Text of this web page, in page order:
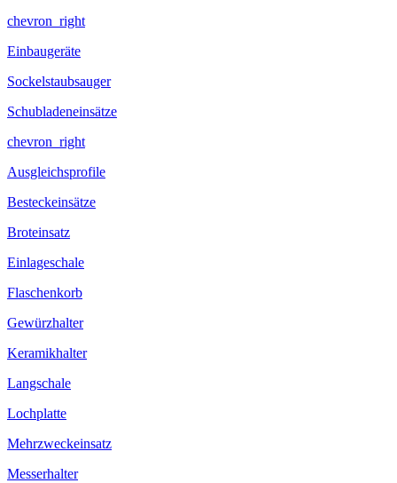
chevron_right
Einbaugeräte
Sockelstaubsauger
Schubladeneinsätze
chevron_right
Ausgleichsprofile
Besteckeinsätze
Broteinsatz
Einlageschale
Flaschenkorb
Gewürzhalter
Keramikhalter
Langschale
Lochplatte
Mehrzweckeinsatz
Messerhalter